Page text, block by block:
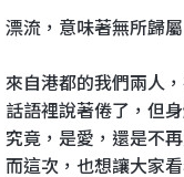
漂流，意味著無所歸
來自港都的我們兩人
話語裡說著倦了，但
究竟，是愛，還是不
而這次，也想讓大家